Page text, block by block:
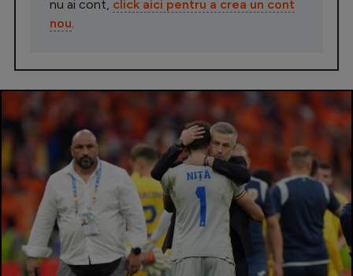
nu ai cont, click aici pentru a crea un cont
nou